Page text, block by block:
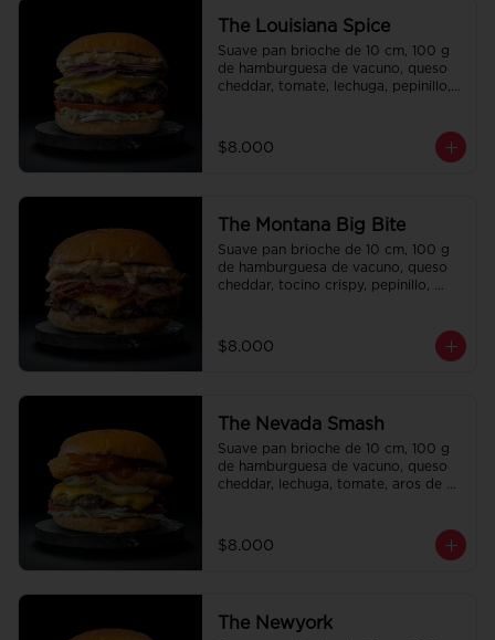
The Louisiana Spice
Suave pan brioche de 10 cm, 100 g
de hamburguesa de vacuno, queso
cheddar, tomate, lechuga, pepinillo,
$8.000
The Montana Big Bite
Suave pan brioche de 10 cm, 100 g
de hamburguesa de vacuno, queso
cheddar, tocino crispy, pepinillo,
$8.000
The Nevada Smash
Suave pan brioche de 10 cm, 100 g
de hamburguesa de vacuno, queso
cheddar, lechuga, tomate, aros de
$8.000
The Newyork